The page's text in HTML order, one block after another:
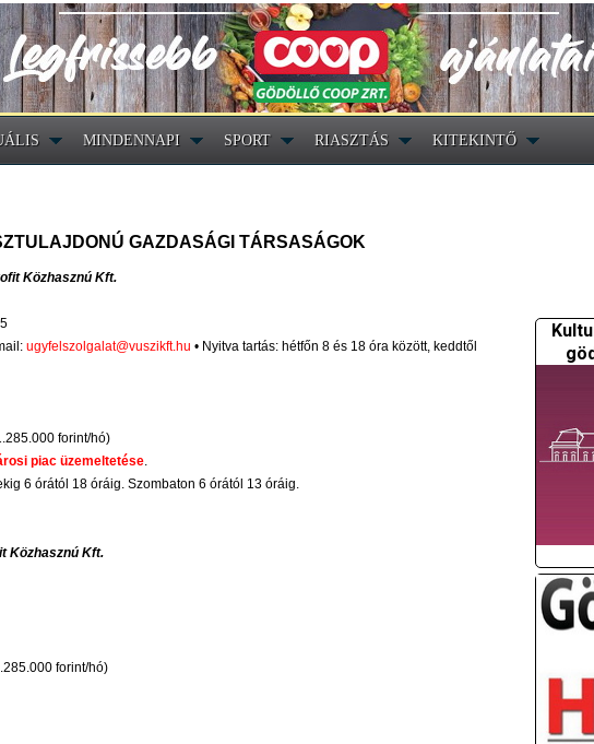
MINDENNAPI SPORT RIASZTÁS KITEKINTŐ
GAZDASÁGI TÁRSASÁGOK
Közhasznú Kft.
ugyfelszolgalat@vuszikft.hu • Nyitva tartás: hétfőn 8 és 18 óra között, keddtől
forint/hó)
piac üzemeltetése.
6 órától 18 óráig. Szombaton 6 órától 13 óráig.
Közhasznú Kft.
forint/hó)